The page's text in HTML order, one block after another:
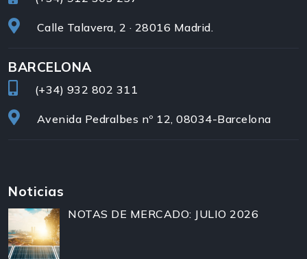
Calle Talavera, 2 · 28016 Madrid.
BARCELONA
(+34) 932 802 311
Avenida Pedralbes nº 12, 08034-Barcelona
Noticias
NOTAS DE MERCADO: JULIO 2026